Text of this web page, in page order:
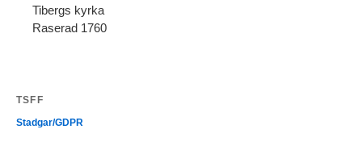
Tibergs kyrka
Raserad 1760
TSFF
Stadgar/GDPR